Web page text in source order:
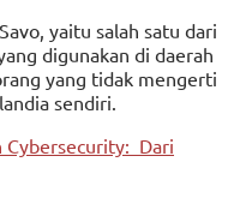
yaitu salah satu dari
digunakan di daerah
yang tidak mengerti
sendiri.
Cybersecurity: Dari